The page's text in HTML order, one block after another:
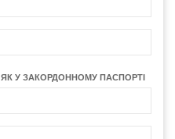
У ЗАКОРДОННОМУ ПАСПОРТІ